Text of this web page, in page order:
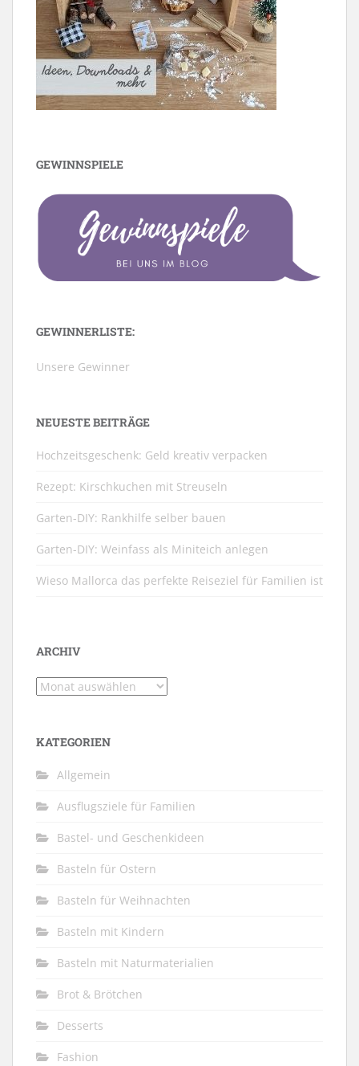
GEWINNSPIELE
GEWINNERLISTE:
Unsere Gewinner
NEUESTE BEITRÄGE
Hochzeitsgeschenk: Geld kreativ verpacken
Rezept: Kirschkuchen mit Streuseln
Garten-DIY: Rankhilfe selber bauen
Garten-DIY: Weinfass als Miniteich anlegen
Wieso Mallorca das perfekte Reiseziel für Familien ist
ARCHIV
Archiv
KATEGORIEN
Allgemein
Ausflugsziele für Familien
Bastel- und Geschenkideen
Basteln für Ostern
Basteln für Weihnachten
Basteln mit Kindern
Basteln mit Naturmaterialien
Brot & Brötchen
Desserts
Fashion